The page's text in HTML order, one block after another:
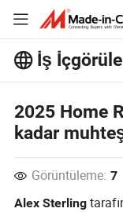
İş
makaleleri keşfedin!
Daha Fazla Göster
2025 Home
kadar
Görüntüleme: 7
Alex Sterling